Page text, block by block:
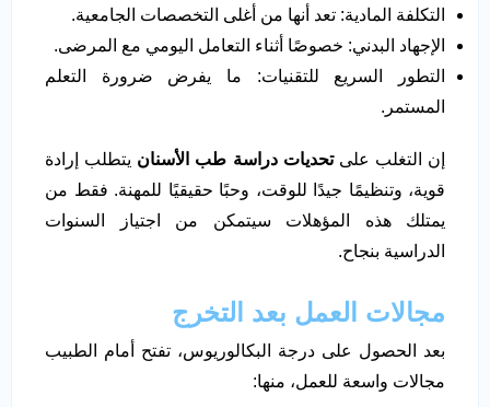
التكلفة المادية: تعد أنها من أغلى التخصصات الجامعية.
الإجهاد البدني: خصوصًا أثناء التعامل اليومي مع المرضى.
التطور السريع للتقنيات: ما يفرض ضرورة التعلم
المستمر.
إن التغلب علىتحديات دراسة طب الأسنان يتطلب إرادة
قوية، وتنظيمًا جيدًا للوقت، وحبًا حقيقيًا للمهنة. فقط من
يمتلك هذه المؤهلات سيتمكن من اجتياز السنوات
الدراسية بنجاح.
مجالات العمل بعد التخرج
بعد الحصول على درجة البكالوريوس، تفتح أمام الطبيب
مجالات واسعة للعمل، منها: